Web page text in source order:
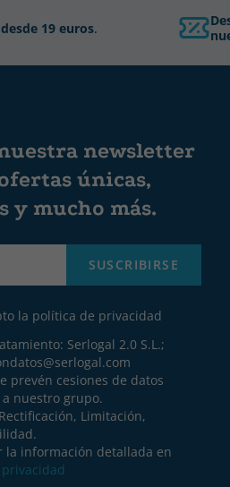
19 euros.
newsletter
únicas,
y mucho más.
SUSCRIBIRSE
la política de privacidad
Serlogal 2.0 S.L.;
prevén cesiones de datos
nuestro grupo.
Limitación,
la información detallada en